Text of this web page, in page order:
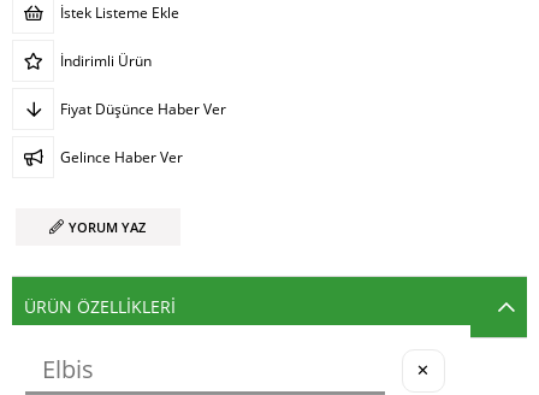
İstek Listeme Ekle
İndirimli Ürün
Fiyat Düşünce Haber Ver
Gelince Haber Ver
YORUM YAZ
ÜRÜN ÖZELLIKLERI
✕